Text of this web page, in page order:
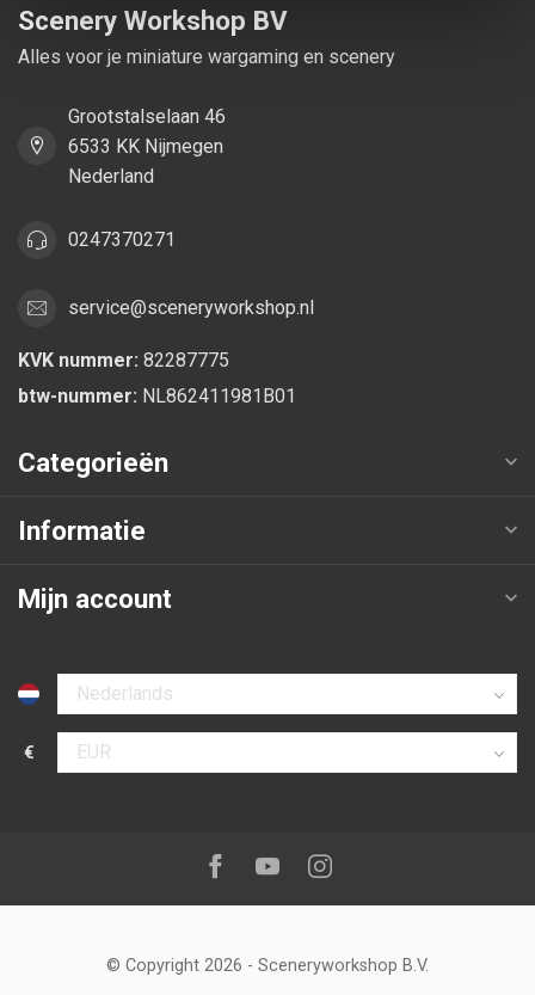
Scenery Workshop BV
Alles voor je miniature wargaming en scenery
Grootstalselaan 46
6533 KK Nijmegen
Nederland
0247370271
service@sceneryworkshop.nl
KVK nummer: 82287775
btw-nummer: NL862411981B01
Categorieën
Informatie
Mijn account
Selecteer taal
€
Selecteer valuta
Volg ons op:Facebook
YoutubeInstagram
© Copyright 2026 - Sceneryworkshop B.V.